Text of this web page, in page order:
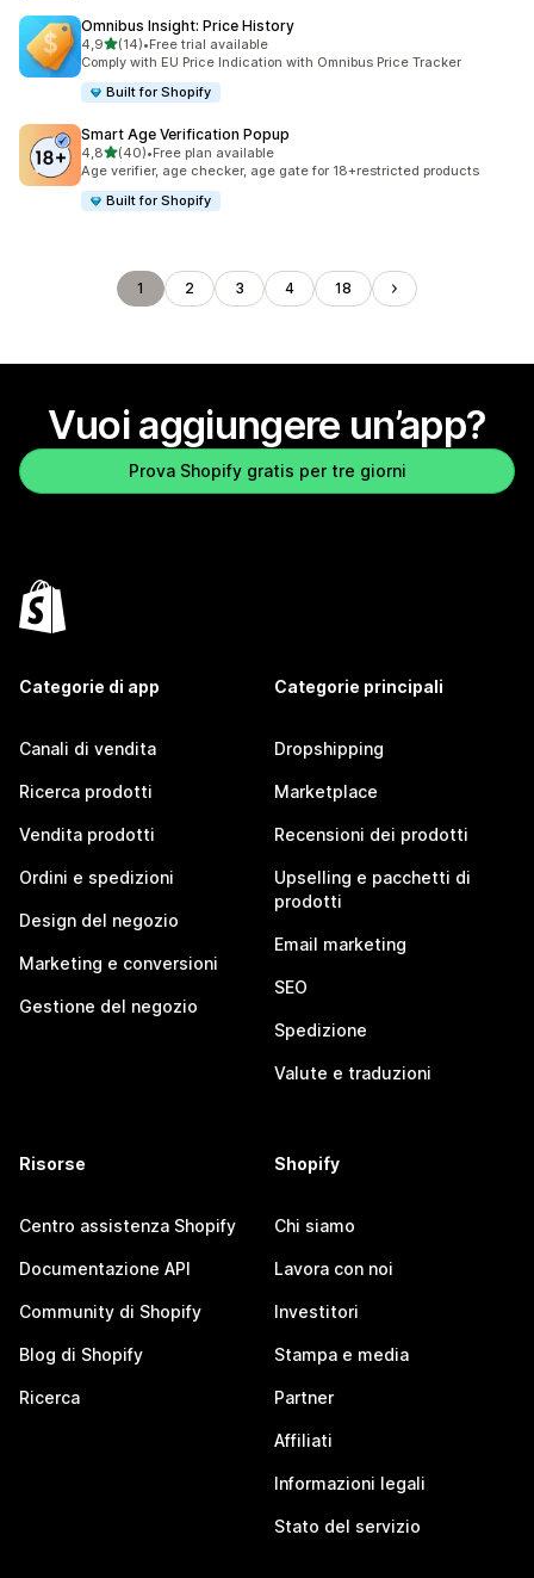
Omnibus Insight: Price History
4,9stelle su 5
(14)
14 recensioni totali
•Free trial available
Comply with EU Price Indication with Omnibus Price Tracker
Built for Shopify
Smart Age Verification Popup
4,8stelle su 5
(40)
40 recensioni totali
•Free plan available
Age verifier, age checker, age gate for 18+restricted products
Built for Shopify
1 2 3 4 18
Vuoi aggiungere un’app?
Prova Shopify gratis per tre giorni
Categorie di app
Canali di vendita
Ricerca prodotti
Vendita prodotti
Ordini e spedizioni
Design del negozio
Marketing e conversioni
Gestione del negozio
Categorie principali
Dropshipping
Marketplace
Recensioni dei prodotti
Upselling e pacchetti di
prodotti
Email marketing
SEO
Spedizione
Valute e traduzioni
Risorse
Centro assistenza Shopify
Documentazione API
Community di Shopify
Blog di Shopify
Ricerca
Shopify
Chi siamo
Lavora con noi
Investitori
Stampa e media
Partner
Affiliati
Informazioni legali
Stato del servizio